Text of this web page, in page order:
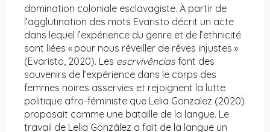
domination coloniale esclavagiste. À partir de
l’agglutination des mots Evaristo décrit un acte
dans lequel l’expérience du genre et de l’ethnicité
sont liées « pour nous réveiller de rêves injustes »
(Evaristo, 2020). Les escrvivências font des
souvenirs de l’expérience dans le corps des
femmes noires asservies et rejoignent la lutte
politique afro-féministe que Lelia Gonzalez (2020)
proposait comme une bataille de la langue. Le
travail de Lelia González a fait de la langue un